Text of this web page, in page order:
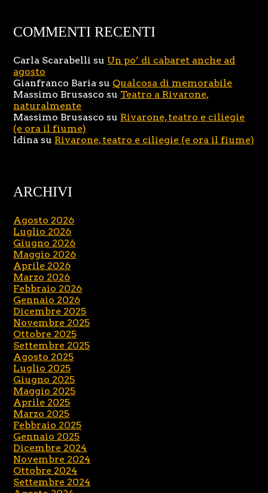
COMMENTI RECENTI
Carla Scarabelli su Un po’ di cabaret anche ad
agosto
Gianfranco Baria su Qualcosa di memorabile
Massimo Brusasco su Teatro a Rivarone,
naturalmente
Massimo Brusasco su Rivarone, teatro e ciliegie
(e ora il fiume)
Idina su Rivarone, teatro e ciliegie (e ora il fiume)
ARCHIVI
Agosto 2026
Luglio 2026
Giugno 2026
Maggio 2026
Aprile 2026
Marzo 2026
Febbraio 2026
Gennaio 2026
Dicembre 2025
Novembre 2025
Ottobre 2025
Settembre 2025
Agosto 2025
Luglio 2025
Giugno 2025
Maggio 2025
Aprile 2025
Marzo 2025
Febbraio 2025
Gennaio 2025
Dicembre 2024
Novembre 2024
Ottobre 2024
Settembre 2024